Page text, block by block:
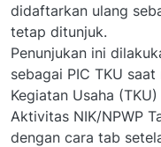
didaftarkan ulang
tetap ditunjuk.
Penunjukan ini
sebagai PIC TKU
Kegiatan Usaha
Aktivitas NIK/NPWP
dengan cara tab